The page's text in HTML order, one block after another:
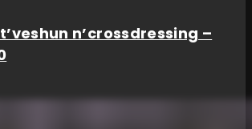
n’crossdressing –